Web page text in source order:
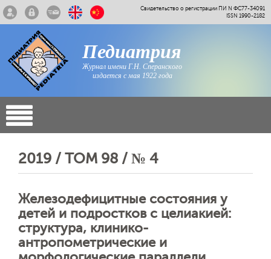
Свидетельство о регистрации ПИ N ФС77-34091
ISSN 1990-2182
Педиатрия
Журнал имени Г.Н. Сперанского
издается с мая 1922 года
2019 / ТОМ 98 / № 4
Железодефицитные состояния у
детей и подростков с целиакией:
структура, клинико-
антропометрические и